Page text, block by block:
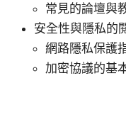
常見的論壇與
安全性與隱私的
網路隱私保護
加密協議的基